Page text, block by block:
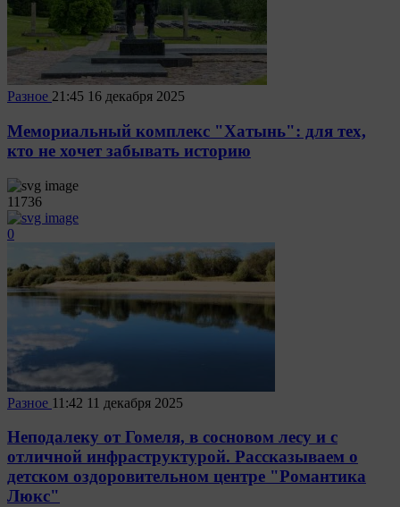
Разное 21:45 16 декабря 2025
Мемориальный комплекс "Хатынь": для тех,
кто не хочет забывать историю
11736
0
Разное 11:42 11 декабря 2025
Неподалеку от Гомеля, в сосновом лесу и с
отличной инфраструктурой. Рассказываем о
детском оздоровительном центре "Романтика
Люкс"